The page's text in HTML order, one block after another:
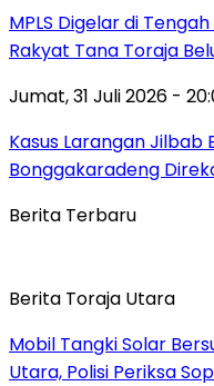
MPLS Digelar di
Rakyat Tana Toraja
Jumat, 31 Juli 2026 -
Kasus Larangan Jilbab
Bonggakaradeng
Berita Terbaru
Berita Toraja Utara
Mobil Tangki Solar
Utara, Polisi Periksa